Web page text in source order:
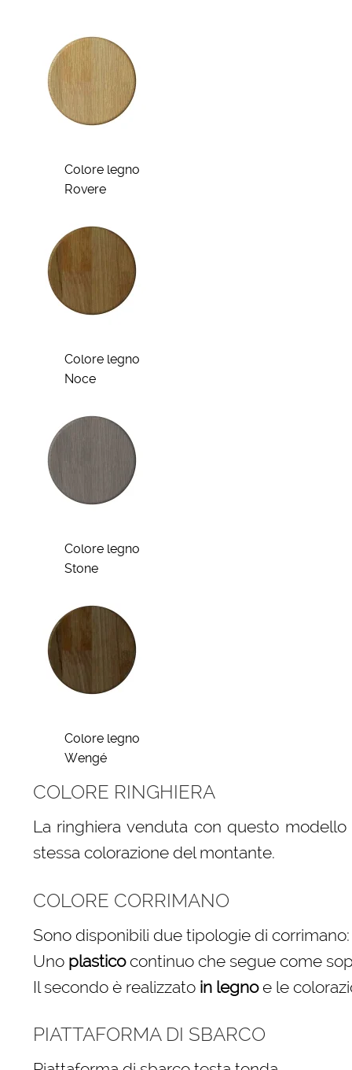
Colore legno
Rovere
Colore legno
Noce
Colore legno
Stone
Colore legno
Wengé
COLORE RINGHIERA
La ringhiera venduta con questo
stessa colorazione del montante.
COLORE CORRIMANO
Sono disponibili due tipologie di corrimano:
Uno plasticocontinuo che segue come
Il secondo è realizzato in legnoe le
PIATTAFORMA DI SBARCO